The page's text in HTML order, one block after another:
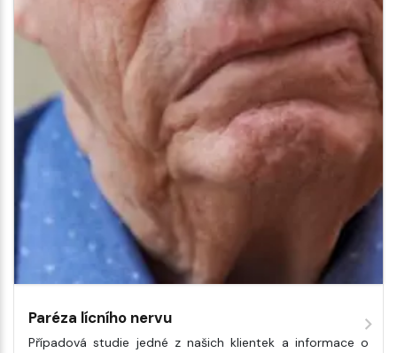
Paréza lícního nervu
Případová studie jedné z našich klientek a informace o